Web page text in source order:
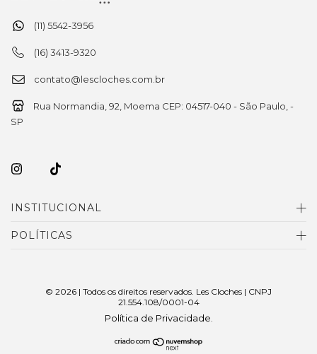
(11) 5542-3956
(16) 3413-9320
contato@lescloches.com.br
Rua Normandia, 92, Moema CEP: 04517-040 - São Paulo, -
SP
INSTITUCIONAL
POLÍTICAS
© 2026 | Todos os direitos reservados. Les Cloches | CNPJ
21.554.108/0001-04
Política de Privacidade